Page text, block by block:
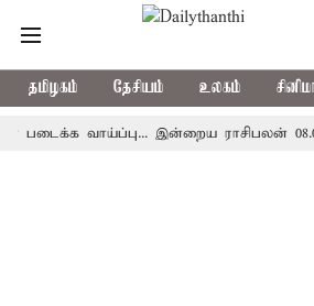
தமிழகம் தேசியம் உலகம்
வாய்ப்பு... இன்றைய ராசிபலன் 08.08.2026